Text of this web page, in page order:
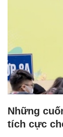
Những
tích cực